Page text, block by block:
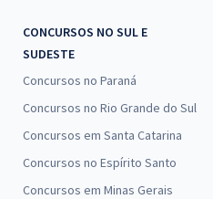
CONCURSOS NO SUL E
SUDESTE
Concursos no Paraná
Concursos no Rio Grande do Sul
Concursos em Santa Catarina
Concursos no Espírito Santo
Concursos em Minas Gerais